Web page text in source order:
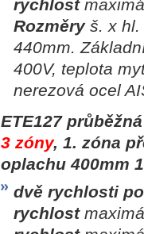
rychlost
Rozměryš. x hl.
440mm.
400V, teplota
nerezová ocel
ETE127
3 zóny, 1. zóna
oplachu 400mm
dvě rychlosti
rychlost